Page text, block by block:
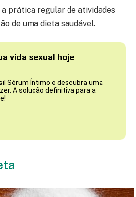
prática regular de atividades
de uma dieta saudável.
vida sexual hoje
Sérum Íntimo e descubra uma
A solução definitiva para a